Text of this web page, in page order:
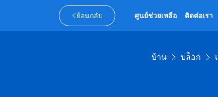
ย้อนกลับ ศูนย์ช่วยเหลือ ติดต่อเรา
บ้าน บล็อก